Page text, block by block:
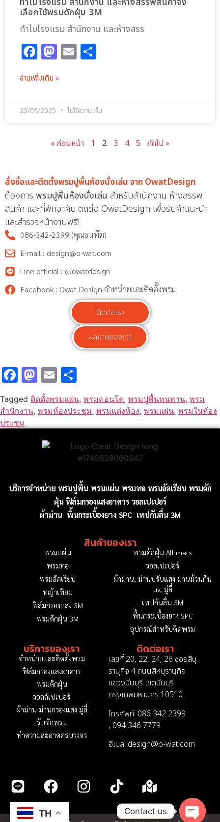
เลือกใช้พรมดักฝุ่น 3M
ทำไมโรงแรม สำนักงาน และห้างสรร
Facebook
Mastodon
Email
อ่านเพิ่มเติม »
23/09/2025 ไม่มีความเห็น
« ก่อนหน้า 1 2 3 4 5 ถัดไป »
สั่งซื้อและติดตั้งพรมปูพื้นห้องนั่งเล่น จาก OwatDesign
ต้องการ พรมปูพื้นห้องนั่งเล่น สำหรับสำนักงาน ห้างสรรพ
สินค้า และที่พักอาศัย ติดต่อ OwatDesign เพื่อรับคำแนะนำ
และสำรวจหน้างานฟรี!
086-342-2399 (คุณธนทัต)
E-mail : design@o-wat.com
Line official : @owatdesign
Facebook : Owat Design จำหน่ายและติดตั้งพรม
ติดต่อเรา
ผลงานของเรา
Facebook
Mastodon
Email
Tagged ติดตั้งพรมแผ่น, พรมคอนโด, พรมปูพื้นทนทาน, พรม
สำนักงาน, พรมห้องประชุม, พรมแต่งห้อง, พรมแผ่น, พรมในห้อง
ประชุม
บริการจำหน่าย พรมปูพื้น พรมแผ่น พรมทอ พรมอัดเรียบ พรมดัก
ฝุ่น ฟิล์มกรองแสงอาคาร วอลเปเปอร์
ผ้าม่าน พื้นกระเบื้องยาง SPC เทปกันลื่น 3M
สินค้าของเรา
พรมแผ่น
พรมทอ
พรมอัดเรียบ
หญ้าเทียม
ฟิล์มกรองแสง 3M
พรมดักฝุ่น 3M
พรมดักฝุ่น All mats
วอลเปเปอร์
ผ้าม่าน, ม่านปรับแสง ม่านม้วนกัน
uv, มู่ลี่
เทปกันลื่น 3M
พื้นกระเบื้องยาง SPC
อุปกรณ์สำหรับติดพรม
บริการของเรา
จำหน่ายและติดตั้งพรม
ฟิล์มกรองแสงอาคาร
พรมดักฝุ่น
วอลล์เปเปอร์
ผ้าม่าน ม่านกรองแสง มู่ลี่
รับซักพรม
ทำความสะอาดครบวงจร
ติดต่อเรา
เลขที่ 20, 22, 24, 26 ซอยสีบุ
รานุกิจ 4 ถนนสีหบุรานุกิจ
แขวงมีนบุรี เขตมีนบุรี
กรุงเทพมหานคร 10510
โทรศัพท์: 086 342 2399
, 094 346 7779
อีเมล: design@o-wat.com
TH Contact us